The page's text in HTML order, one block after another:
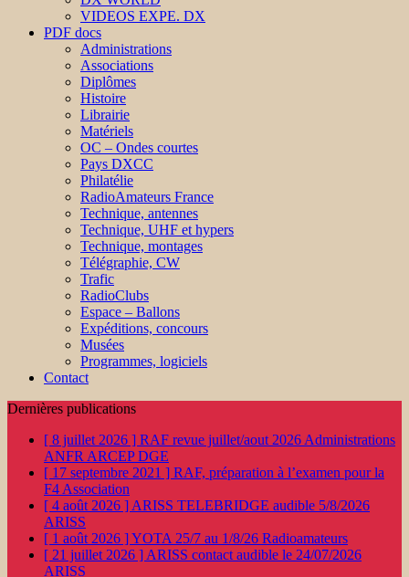
VIDEOS EXPE. DX
PDF docs
Administrations
Associations
Diplômes
Histoire
Librairie
Matériels
OC – Ondes courtes
Pays DXCC
Philatélie
RadioAmateurs France
Technique, antennes
Technique, UHF et hypers
Technique, montages
Télégraphie, CW
Trafic
RadioClubs
Espace – Ballons
Expéditions, concours
Musées
Programmes, logiciels
Contact
Dernières publications
[ 8 juillet 2026 ] RAF revue juillet/aout 2026 Administrations
ANFR ARCEP DGE
[ 17 septembre 2021 ] RAF, préparation à l’examen pour la
F4 Association
[ 4 août 2026 ] ARISS TELEBRIDGE audible 5/8/2026
ARISS
[ 1 août 2026 ]YOTA 25/7 au 1/8/26 Radioamateurs
[ 21 juillet 2026 ] ARISS contact audible le 24/07/2026
ARISS